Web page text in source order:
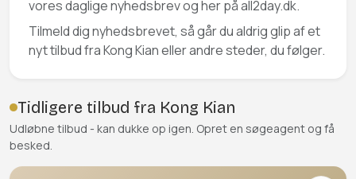
vores daglige nyhedsbrev og her på all2day.dk.
Tilmeld dig nyhedsbrevet, så går du aldrig glip af et
nyt tilbud fra Kong Kian eller andre steder, du følger.
Tidligere tilbud fra Kong Kian
Udløbne tilbud - kan dukke op igen. Opret en søgeagent og få
besked.